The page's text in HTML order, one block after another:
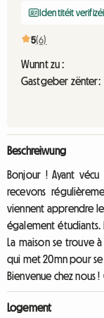
Identitéit
5(6)
Wunnt zu :
Gastgeber zënter:
Beschreiwung
Bonjour ! Ayant
recevons
viennent apprendre le
également étudiants.
La maison se trouve
qui met 20mn pour
Bienvenue chez nous !
Logement